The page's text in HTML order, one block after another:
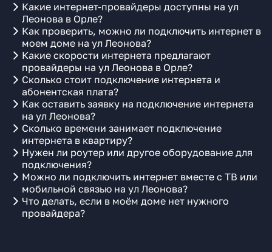
Какие интернет-провайдеры доступны на ул
Леонова в Орле?
Как проверить, можно ли подключить интернет в
моем доме на ул Леонова?
Какие скорости интернета предлагают
провайдеры на ул Леонова в Орле?
Сколько стоит подключение интернета и
абонентская плата?
Как оставить заявку на подключение интернета
на ул Леонова?
Сколько времени занимает подключение
интернета в квартиру?
Нужен ли роутер или другое оборудование для
подключения?
Можно ли подключить интернет вместе с ТВ или
мобильной связью на ул Леонова?
Что делать, если в моём доме нет нужного
провайдера?